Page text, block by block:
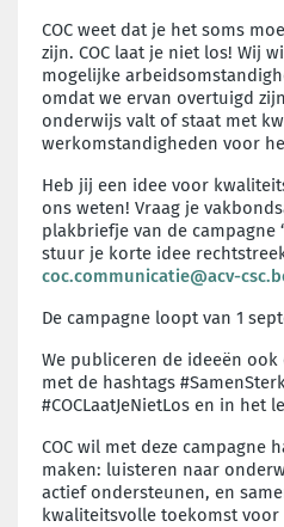
COC weet dat je het soms
zijn. COC laat je niet los! Wij
mogelijke
omdat we ervan overtuigd
onderwijs valt of staat met
werkomstandigheden voor
Heb jij een idee voor
ons weten! Vraag je
plakbriefje van de campagne
stuur je korte idee
coc.communicatie@acv-
De campagne loopt van 1
We publiceren de ideeën
met de hashtags
#COCLaatJeNietLos en in het
COC wil met deze campagne
maken: luisteren naar
actief ondersteunen, en
kwaliteitsvolle toekomst